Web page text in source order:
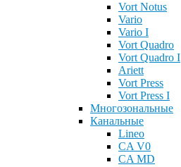
Vort Notus
Vario
Vario I
Vort Quadro
Vort Quadro I
Ariett
Vort Press
Vort Press I
Многозональные
Канальные
Lineo
CA V0
CA MD